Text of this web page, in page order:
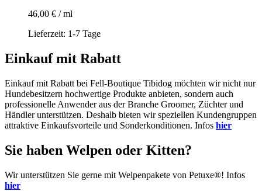
46,00 € /ml
Lieferzeit: 1-7 Tage
Einkauf mit Rabatt
Einkauf mit Rabatt bei Fell-Boutique Tibidog möchten wir nicht nur
Hundebesitzern hochwertige Produkte anbieten, sondern auch
professionelle Anwender aus der Branche Groomer, Züchter und
Händler unterstützen. Deshalb bieten wir speziellen Kundengruppen
attraktive Einkaufsvorteile und Sonderkonditionen. Infos hier
Sie haben Welpen oder Kitten?
Wir unterstützen Sie gerne mit Welpenpakete von Petuxe®! Infos
hier